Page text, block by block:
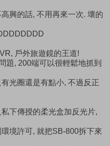
興的話, 不用再來一次. 壞的
戶外旅遊鏡的王道!
題, 200端可以很輕鬆地抓到
光圈還是有點小, 不過反正
下傳授的柔光盒加反光片,
境許可, 就把SB-800拆下來